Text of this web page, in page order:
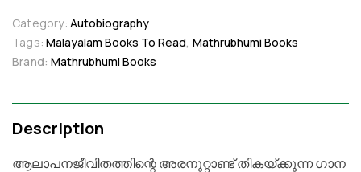
Category: Autobiography
Tags: Malayalam Books To Read Mathrubhumi Books
Brand:Mathrubhumi Books
Description
ആലാപനജീവിതത്തിന്റെ അരനൂറ്റാണ്ട് തികയ്ക്കുന്ന ഗാന